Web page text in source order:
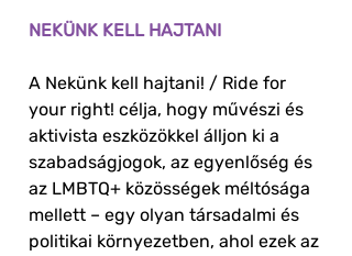
NEKÜNK KELL HAJTANI
A Nekünk kell hajtani! / Ride for
your right! célja, hogy művészi és
aktivista eszközökkel álljon ki a
szabadságjogok, az egyenlőség és
az LMBTQ+ közösségek méltósága
mellett – egy olyan társadalmi és
politikai környezetben, ahol ezek az